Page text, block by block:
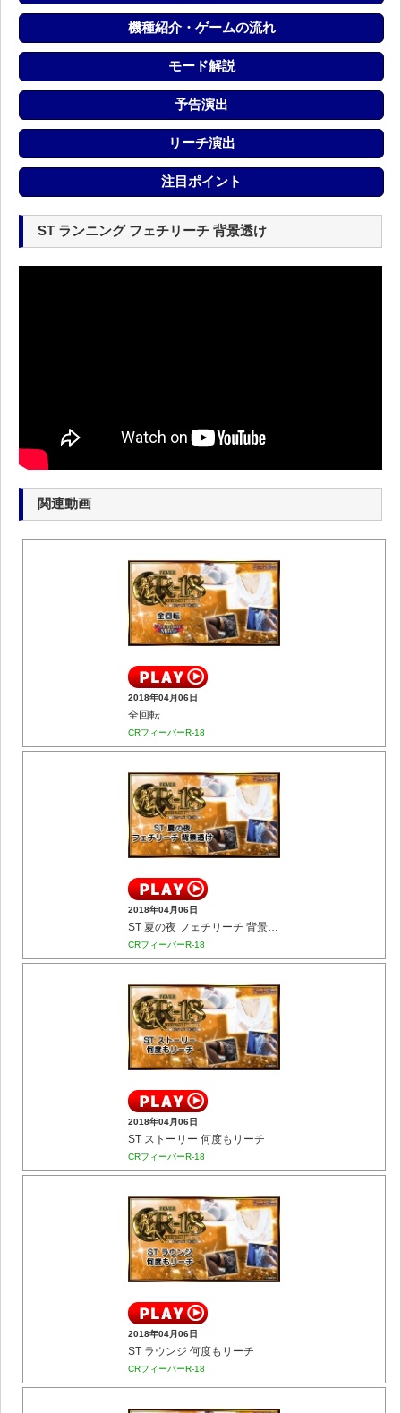
機種紹介・ゲームの流れ
モード解説
予告演出
リーチ演出
注目ポイント
ST ランニング フェチリーチ 背景透け
関連動画
2018年04月06日
全回転
CRフィーバーR-18
2018年04月06日
ST 夏の夜 フェチリーチ 背景透け
CRフィーバーR-18
2018年04月06日
ST ストーリー 何度もリーチ
CRフィーバーR-18
2018年04月06日
ST ラウンジ 何度もリーチ
CRフィーバーR-18